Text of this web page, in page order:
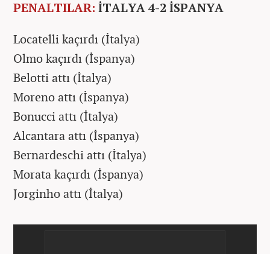
PENALTILAR: İTALYA 4-2 İSPANYA
Locatelli kaçırdı (İtalya)
Olmo kaçırdı (İspanya)
Belotti attı (İtalya)
Moreno attı (İspanya)
Bonucci attı (İtalya)
Alcantara attı (İspanya)
Bernardeschi attı (İtalya)
Morata kaçırdı (İspanya)
Jorginho attı (İtalya)